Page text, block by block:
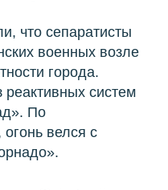
что сепаратисты
военных возле
города.
систем
По
велся с